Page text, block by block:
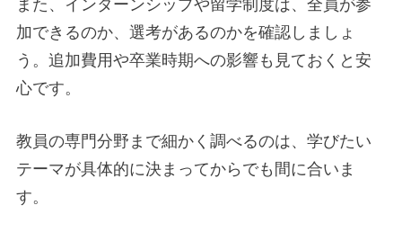
また、インターンシップや留学制度は、全員が参
加できるのか、選考があるのかを確認しましょ
う。追加費用や卒業時期への影響も見ておくと安
心です。
教員の専門分野まで細かく調べるのは、学びたい
テーマが具体的に決まってからでも間に合いま
す。